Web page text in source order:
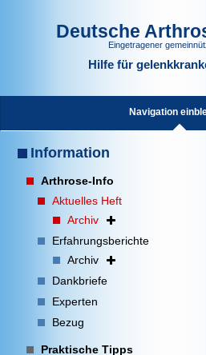
Deutsche
Eingetragener
Hilfe für
Navigation
Information
Arthrose-Info
Aktuelles Heft
Archiv
Erfahrungsberichte
Archiv
Dankbriefe
Experten
Bezug
Praktische Tipps